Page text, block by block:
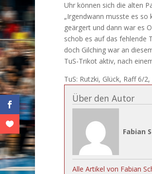
Uhr können sich die alten
„Irgendwann musste es so
geärgert und dann war es
schob es auf das fehlende
doch Gilching war an
TuS-Trikot aktiv, nach
TuS: Rutzki, Glück, Raff 6/
Über den Autor
Fabian
Alle Artikel von Fabian